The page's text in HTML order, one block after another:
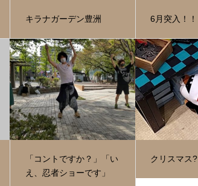
キラナガーデン豊洲 6月突入！！
「コントですか？」「い
え、忍者ショーです」
クリスマス?